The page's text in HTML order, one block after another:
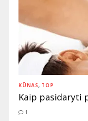
KŪNAS, TOP
Kaip pasidaryti
1